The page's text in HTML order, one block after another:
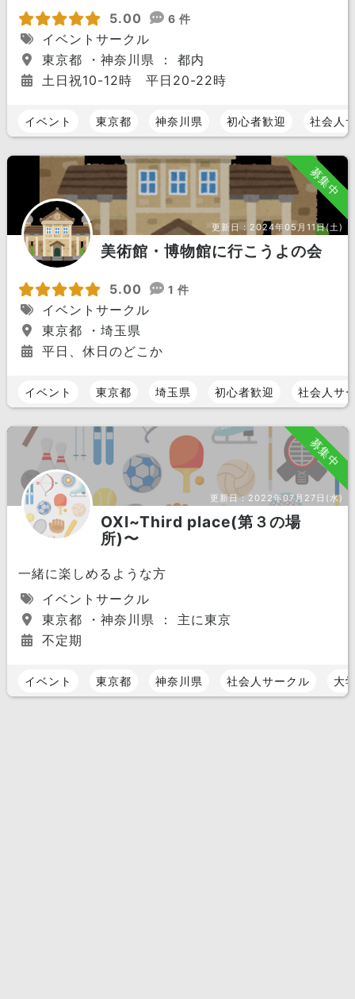
5.00
6 件
イベントサークル
東京都 ・神奈川県 ： 都内
土日祝10-12時 平日20-22時
イベント 東京都 神奈川県 初心者歓迎 社会人
募集中
更新日： 2024年05月11日(土)
美術館・博物館に行こうよの会
5.00 1 件
イベントサークル
東京都 ・埼玉県
平日、休日のどこか
イベント 東京都 埼玉県 初心者歓迎 社会人サ
募集中
更新日： 2022年07月27日(水)
OXI~Third place(第３の場
所)〜
一緒に楽しめるような方
イベントサークル
東京都 ・神奈川県 ： 主に東京
不定期
イベント 東京都 神奈川県 社会人サークル 大